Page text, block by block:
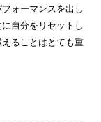
ォーマンスを出し
自分をリセットし
ることはとても重